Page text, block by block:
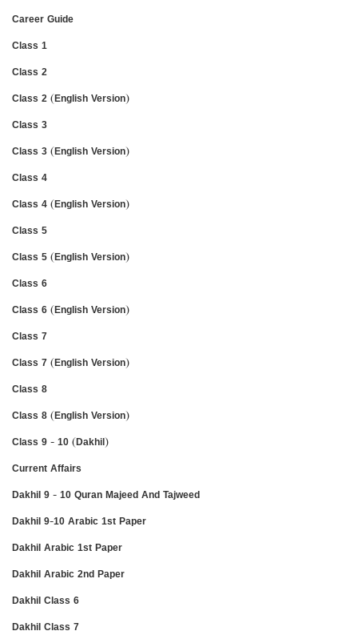
Career Guide
Class 1
Class 2
Class 2 (English Version)
Class 3
Class 3 (English Version)
Class 4
Class 4 (English Version)
Class 5
Class 5 (English Version)
Class 6
Class 6 (English Version)
Class 7
Class 7 (English Version)
Class 8
Class 8 (English Version)
Class 9 - 10 (Dakhil)
Current Affairs
Dakhil 9 - 10 Quran Majeed And Tajweed
Dakhil 9-10 Arabic 1st Paper
Dakhil Arabic 1st Paper
Dakhil Arabic 2nd Paper
Dakhil Class 6
Dakhil Class 7